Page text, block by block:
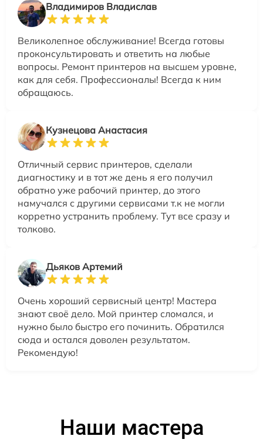
Владимиров Владислав
Великолепное обслуживание! Всегда готовы
проконсультировать и ответить на любые
вопросы. Ремонт принтеров на высшем уровне,
как для себя. Профессионалы! Всегда к ним
обращаюсь.
Кузнецова Анастасия
Отличный сервис принтеров, сделали
диагностику и в тот же день я его получил
обратно уже рабочий принтер, до этого
намучался с другими сервисами т.к не могли
корретно устранить проблему. Тут все сразу и
толково.
Дьяков Артемий
Очень хороший сервисный центр! Мастера
знают своё дело. Мой принтер сломался, и
нужно было быстро его починить. Обратился
сюда и остался доволен результатом.
Рекомендую!
Наши мастера